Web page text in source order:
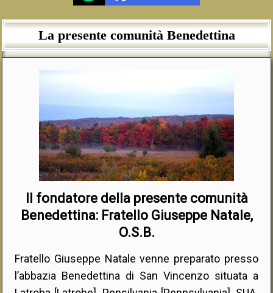
La presente comunità Benedettina
Il fondatore della presente comunità
Benedettina: Fratello Giuseppe Natale,
O.S.B.
Fratello Giuseppe Natale venne preparato presso
l’abbazia Benedettina di San Vincenzo situata a